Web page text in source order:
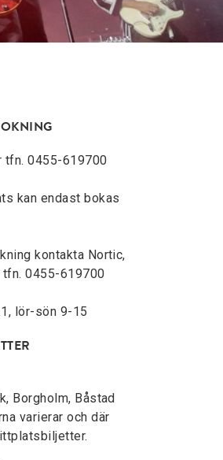
tfn. 0455-619700
kan endast bokas
kontakta Nortic,
0455-619700
lör-sön 9-15
Borgholm, Båstad
varierar och där